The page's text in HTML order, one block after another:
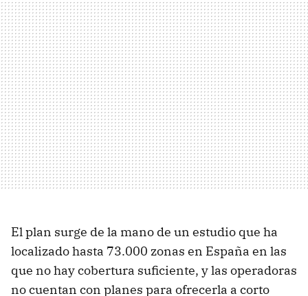
El plan surge de la mano de un estudio que ha
localizado hasta 73.000 zonas en España en las
que no hay cobertura suficiente, y las operadoras
no cuentan con planes para ofrecerla a corto